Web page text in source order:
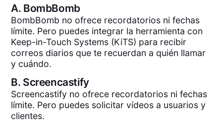
A. BombBomb
BombBomb no ofrece recordatorios ni fechas
límite. Pero puedes integrar la herramienta con
Keep-in-Touch Systems (KiTS) para recibir
correos diarios que te recuerdan a quién llamar
y cuándo.
B. Screencastify
Screencastify no ofrece recordatorios ni fechas
límite. Pero puedes solicitar vídeos a usuarios y
clientes.